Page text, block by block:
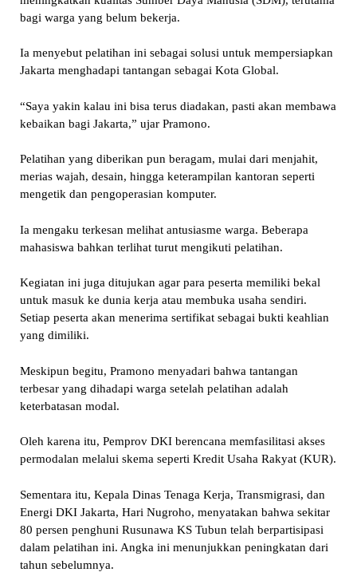
bagi warga yang belum bekerja.
Ia menyebut pelatihan ini sebagai solusi untuk mempersiapkan
Jakarta menghadapi tantangan sebagai Kota Global.
“Saya yakin kalau ini bisa terus diadakan, pasti akan membawa
kebaikan bagi Jakarta,” ujar Pramono.
Pelatihan yang diberikan pun beragam, mulai dari menjahit,
merias wajah, desain, hingga keterampilan kantoran seperti
mengetik dan pengoperasian komputer.
Ia mengaku terkesan melihat antusiasme warga. Beberapa
mahasiswa bahkan terlihat turut mengikuti pelatihan.
Kegiatan ini juga ditujukan agar para peserta memiliki bekal
untuk masuk ke dunia kerja atau membuka usaha sendiri.
Setiap peserta akan menerima sertifikat sebagai bukti keahlian
yang dimiliki.
Meskipun begitu, Pramono menyadari bahwa tantangan
terbesar yang dihadapi warga setelah pelatihan adalah
keterbatasan modal.
Oleh karena itu, Pemprov DKI berencana memfasilitasi akses
permodalan melalui skema seperti Kredit Usaha Rakyat (KUR).
Sementara itu, Kepala Dinas Tenaga Kerja, Transmigrasi, dan
Energi DKI Jakarta, Hari Nugroho, menyatakan bahwa sekitar
80 persen penghuni Rusunawa KS Tubun telah berpartisipasi
dalam pelatihan ini. Angka ini menunjukkan peningkatan dari
tahun sebelumnya.